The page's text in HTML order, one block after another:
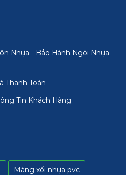
Nhựa - Bảo Hành Ngói Nhựa
Thanh Toán
Tin Khách Hàng
Máng xối nhựa pvc